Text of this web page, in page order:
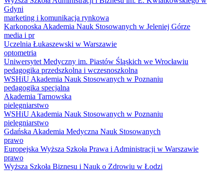
Gdyni
marketing i komunikacja rynkowa
Karkonoska Akademia Nauk Stosowanych w Jeleniej Górze
media i pr
Uczelnia Łukaszewski w Warszawie
optometria
Uniwersytet Medyczny im. Piastów Śląskich we Wrocławiu
pedagogika przedszkolna i wczesnoszkolna
WSHiU Akademia Nauk Stosowanych w Poznaniu
pedagogika specjalna
Akademia Tarnowska
pielęgniarstwo
WSHiU Akademia Nauk Stosowanych w Poznaniu
pielęgniarstwo
Gdańska Akademia Medyczna Nauk Stosowanych
prawo
Europejska Wyższa Szkoła Prawa i Administracji w Warszawie
prawo
Wyższa Szkoła Biznesu i Nauk o Zdrowiu w Łodzi